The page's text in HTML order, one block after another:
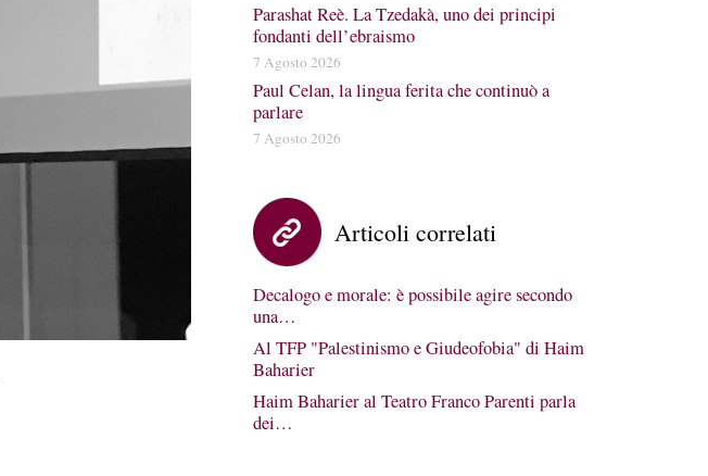
Parashat Reè. La Tzedakà, uno dei principi
fondanti dell’ebraismo
7 Agosto 2026
Paul Celan, la lingua ferita che continuò a
parlare
7 Agosto 2026
Articoli correlati
Decalogo e morale: è possibile agire secondo
una…
Al TFP "Palestinismo e Giudeofobia" di Haim
Baharier
Haim Baharier al Teatro Franco Parenti parla
dei…